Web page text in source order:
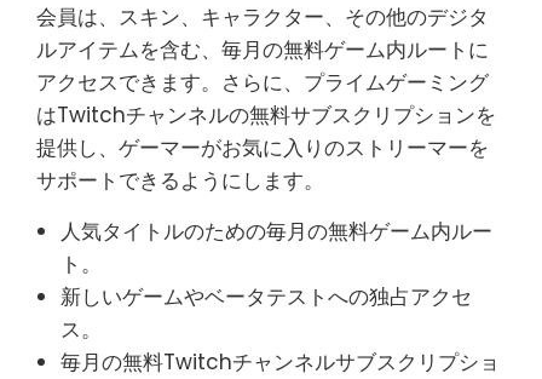
会員は、スキン、キャラクター、その他のデジタ
ルアイテムを含む、毎月の無料ゲーム内ルートに
アクセスできます。さらに、プライムゲーミング
はTwitchチャンネルの無料サブスクリプションを
提供し、ゲーマーがお気に入りのストリーマーを
サポートできるようにします。
人気タイトルのための毎月の無料ゲーム内ルー
ト。
新しいゲームやベータテストへの独占アクセ
ス。
毎月の無料Twitchチャンネルサブスクリプショ